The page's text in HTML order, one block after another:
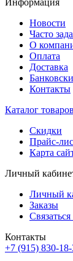
Новости
Часто
О
Оплата
Доставка
Контакты
Каталог товаров
Скидки
Прайс-
Карта
Личный
Личный
Заказы
Контакты
+7 (915) 830-